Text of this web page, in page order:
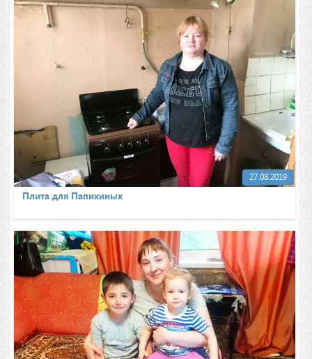
27.08.2019
Плита для Папихиных